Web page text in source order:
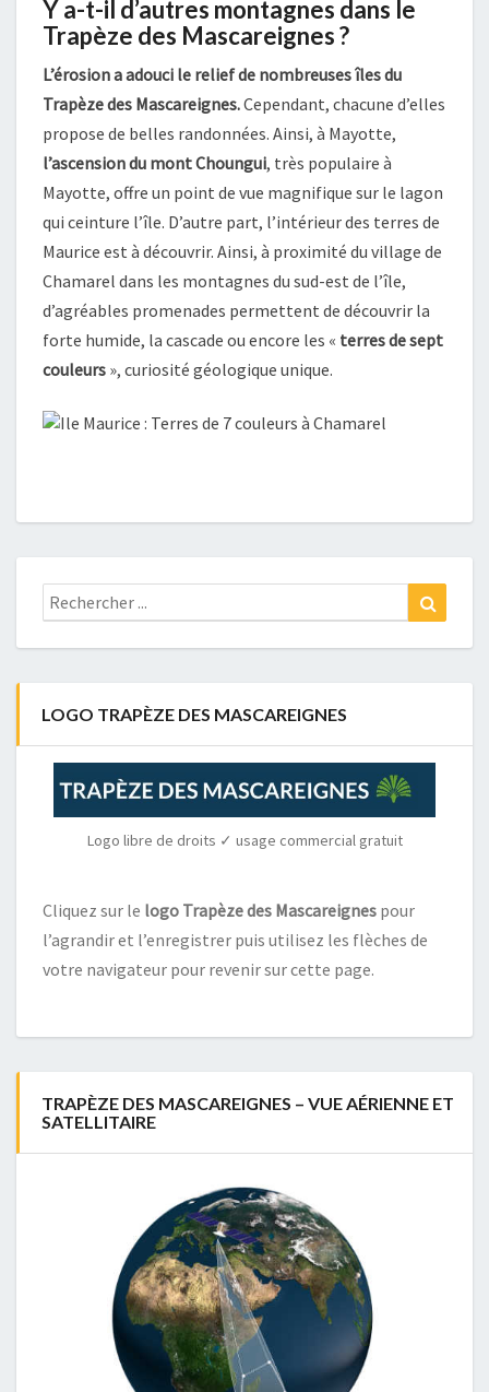
Y a-t-il d’autres montagnes dans le
Trapèze des Mascareignes ?
L’érosion a adouci le relief de nombreuses îles du
Trapèze des Mascareignes.Cependant, chacune d’elles
propose de belles randonnées. Ainsi, à Mayotte,
l’ascension du mont Choungui, très populaire à
Mayotte, offre un point de vue magnifique sur le lagon
qui ceinture l’île. D’autre part, l’intérieur des terres de
Maurice est à découvrir. Ainsi, à proximité du village de
Chamarel dans les montagnes du sud-est de l’île,
d’agréables promenades permettent de découvrir la
forte humide, la cascade ou encore les « terres de sept
couleurs », curiosité géologique unique.
Rechercher
:
LOGO TRAPÈZE DES MASCAREIGNES
Logo libre de droits ✓ usage commercial gratuit
Cliquez sur le logo Trapèze des Mascareignes pour
l’agrandir et l’enregistrer puis utilisez les flèches de
votre navigateur pour revenir sur cette page.
TRAPÈZE DES MASCAREIGNES – VUE AÉRIENNE ET
SATELLITAIRE